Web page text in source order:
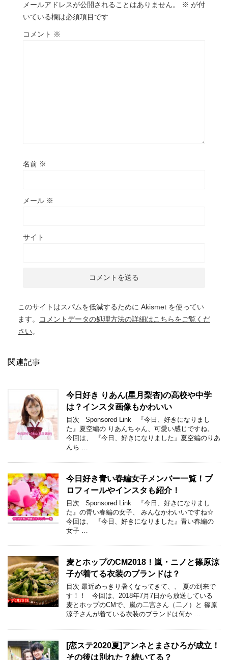
メールアドレスが公開されることはありません。 ※ が付
いている欄は必須項目です
コメント ※
名前 ※
メール ※
サイト
このサイトはスパムを低減するために Akismet を使ってい
ます。
コメントデータの処理方法の詳細はこちらをご覧くだ
さい。
関連記事
今日好き りあん(星月梨杏)の高校や中学
は？インスタ画像もかわいい
目次 Sponsored Link 『今日、好きになりまし
た』夏空編の りあんちゃん、可愛い感じですね。
今回は、 『今日、好きになりました』夏空編のりあ
んち …
今日好き青い春編女子メンバー一覧！プ
ロフィールやインスタも紹介！
目次 Sponsored Link 『今日、好きになりまし
た』の青い春編の女子、 みんなかわいいですね☆
今回は、 『今日、好きになりました』青い春編の
女子 …
麦とホップのCM2018！嵐・ニノと篠原涼
子が着てる衣装のブランドは？
目次 最近めっきり暑くなってきて、、 夏の到来で
す！！ 今回は、2018年7月7日から放送している
麦とホップのCMで、嵐の二宮さん（二ノ）と 篠原
涼子さんが着ている衣装のブランドは何か …
[恋ステ2020夏]アンネとまさひろが成立！
その後は別れた？続いてる？